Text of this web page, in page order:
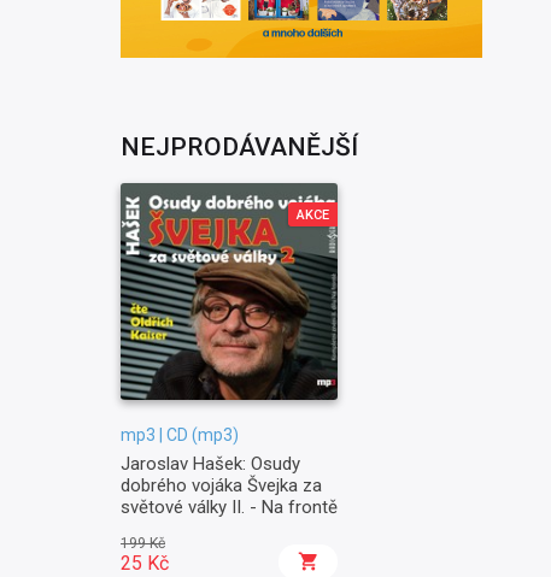
NEJPRODÁVANĚJŠÍ
AKCE
mp3 | CD (mp3)
Jaroslav Hašek: Osudy
dobrého vojáka Švejka za
světové války II. - Na frontě
199 Kč
25 Kč